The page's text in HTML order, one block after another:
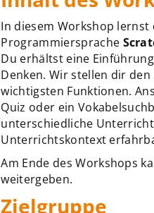
In diesem Workshop lernst
Programmiersprache
Du erhältst eine
Denken. Wir stellen dir
wichtigsten Funktionen.
Quiz oder ein
unterschiedliche
Unterrichtskontext
Am Ende des Workshops
weitergeben.
Zielgruppe